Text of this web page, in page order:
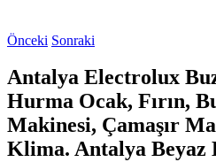
Önceki Sonraki
Antalya Electrolux
Hurma Ocak, Fırın,
Makinesi, Çamaşır
Klima. Antalya Beyaz